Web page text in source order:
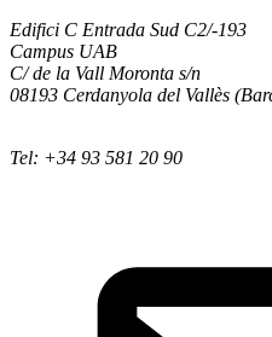
Edifici C Entrada Sud C2/-193
Campus UAB
C/ de la Vall Moronta s/n
08193 Cerdanyola del Vallès
Tel: +34 93 581 20 90